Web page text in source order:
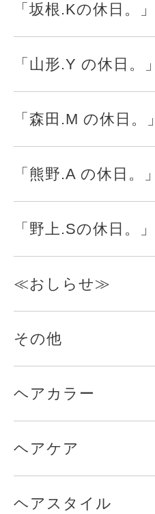
「坂根.Kの休日。」
「山形.Y の休日。」
「森田.M の休日。」
「熊野.A の休日。」
「野上.Sの休日。」
≪おしらせ≫
その他
ヘアカラー
ヘアケア
ヘアスタイル